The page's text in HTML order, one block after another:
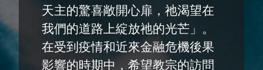
天主的驚喜敞開心扉，祂渴望在
我們的道路上綻放祂的光芒」。
在受到疫情和近來金融危機後果
影響的時期中，希望教宗的訪問